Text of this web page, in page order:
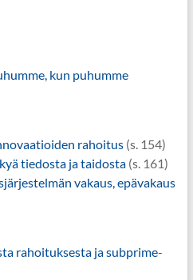
kun puhumme
rahoitus(s. 154)
tiedosta ja taidosta(s. 161)
vakaus, epävakaus
rahoituksesta ja subprime-